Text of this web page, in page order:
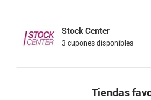
Stock Center
3 cupones disponibles
Tiendas